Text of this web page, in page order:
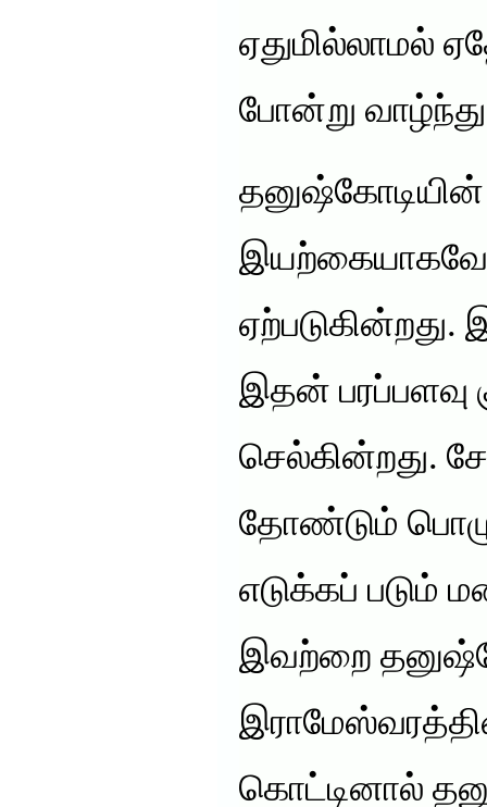
ஏதுமில்லாமல்
போன்று
தனுஷ்கோடியின்
இயற்கையாகவே
ஏற்படுகின்றது.
இதன் பரப்பளவு
செல்கின்றது.
தோண்டும்
எடுக்கப் படும்
இவற்றை
இராமேஸ்வரத்தின்
கொட்டினால்